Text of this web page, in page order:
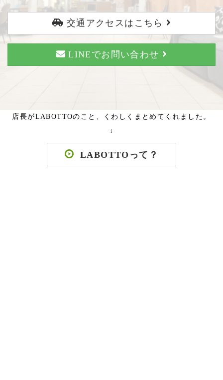
交通アクセスはこちら
LINEでお問い合わせ
店長がLABOTTOのこと、くわしくまとめてくれました。
↓
LABOTTOって？